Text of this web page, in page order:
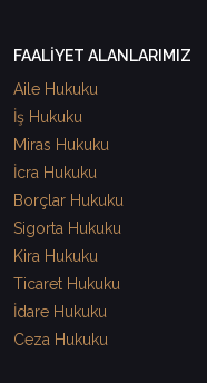
FAALİYET ALANLARIMIZ
Aile Hukuku
İş Hukuku
Miras Hukuku
İcra Hukuku
Borçlar Hukuku
Sigorta Hukuku
Kira Hukuku
Ticaret Hukuku
İdare Hukuku
Ceza Hukuku